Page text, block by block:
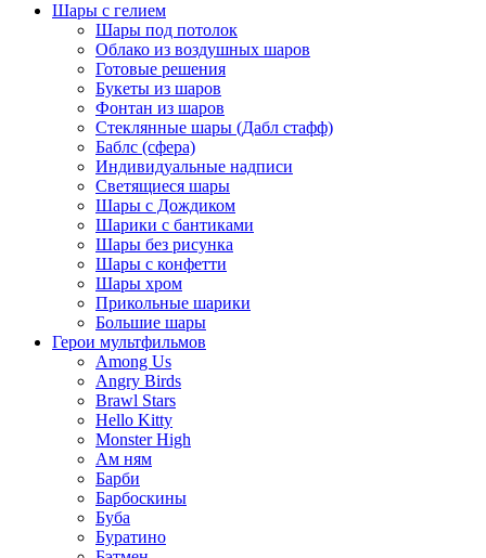
Шары с гелием
Шары под потолок
Облако из воздушных шаров
Готовые решения
Букеты из шаров
Фонтан из шаров
Стеклянные шары (Дабл стафф)
Баблс (сфера)
Индивидуальные надписи
Светящиеся шары
Шары с Дождиком
Шарики с бантиками
Шары без рисунка
Шары с конфетти
Шары хром
Прикольные шарики
Большие шары
Герои мультфильмов
Among Us
Angry Birds
Brawl Stars
Hello Kitty
Monster High
Ам ням
Барби
Барбоскины
Буба
Буратино